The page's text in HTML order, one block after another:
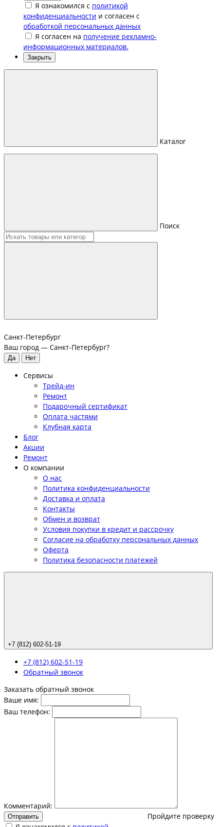
Я ознакомился с политикой
конфиденциальности и согласен с
обработкой персональных данных
Я согласен на получение рекламно-
информационных материалов.
Закрыть
Каталог
Поиск
Санкт-Петербург
Ваш город — Санкт-Петербург?
Сервисы
Трейд-ин
Ремонт
Подарочный сертификат
Оплата частями
Клубная карта
Блог
Акции
Ремонт
О компании
О нас
Политика конфиденциальности
Доставка и оплата
Контакты
Обмен и возврат
Условия покупки в кредит и рассрочку
Согласие на обработку персональных данных
Оферта
Политика безопасности платежей
+7 (812) 602-51-19
+7 (812) 602-51-19
Обратный звонок
Заказать обратный звонок
Ваше имя:
Ваш телефон:
Комментарий:
Пройдите проверку
Отправить